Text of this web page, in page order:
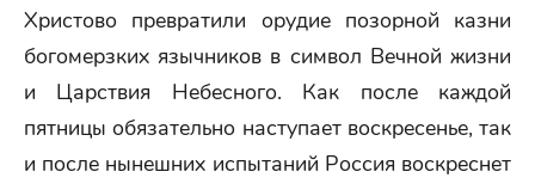
Христово превратили орудие позорной казни
богомерзких язычников в символ Вечной жизни
и Царствия Небесного. Как после каждой
пятницы обязательно наступает воскресенье, так
и после нынешних испытаний Россия воскреснет